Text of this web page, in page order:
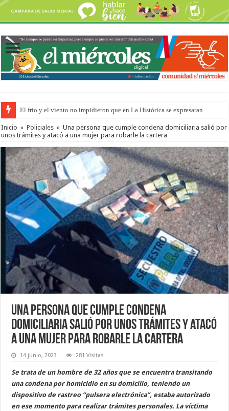
El frío y el viento no impidieron que en La Histórica se expresaran
OSER: Frigerio aseguró que mejoraron el servicio, redujeron el déficit en
Inicio » Policiales » Una persona que cumple condena domiciliaria salió por
unos trámites y atacó a una mujer para robarle la cartera
Una persona que cumple condena
domiciliaria salió por unos trámites y atacó
a una mujer para robarle la cartera
14 junio, 2023 281 Visitas
Se trata de un hombre de 32 años que se encuentra transitando
una condena por homicidio en su domicilio, teniendo un
dispositivo de rastreo “pulsera electrónica”, estaba autorizado
en ese momento para realizar trámites personales. La víctima